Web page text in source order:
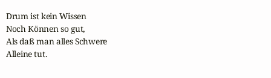
Drum ist kein Wissen
Noch Können so gut,
Als daß man alles Schwere
Alleine tut.